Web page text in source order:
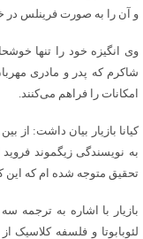
و آن را به صورت فرینلس در
وی انگیزه خود را تنها
شاکرم که پدر و مادری
امکانات را فراهم می‌کنند.
کیانا بازیار بیان داشت: از
به نویسندگی زیگموند
تحقیق متوجه شده ام که این
بازیار با اشاره به ترجمه
لئوبابوتا و فلسفه کلاسیک